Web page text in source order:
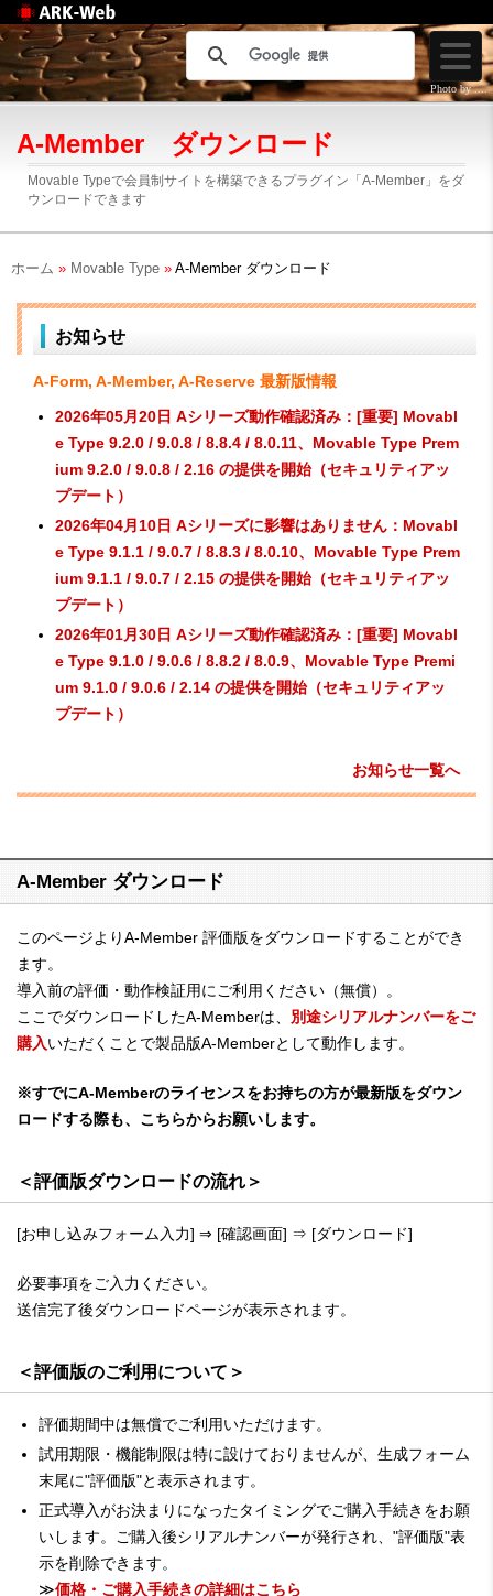
Web制作のアークウェ
ブ
Movable Typeで会員制サイトを構築できるプラグイン「A-Member」をダ
ウンロードできます
ホーム » Movable Type » A-Member ダウンロード
A-Member ダウンロード
お知らせ
A-Form, A-Member, A-Reserve 最新版情報
2026年05月20日 Aシリーズ動作確認済み：[重要] Movabl
e Type 9.2.0 / 9.0.8 / 8.8.4 / 8.0.11、Movable Type Prem
ium 9.2.0 / 9.0.8 / 2.16 の提供を開始（セキュリティアッ
プデート）
2026年04月10日 Aシリーズに影響はありません：Movabl
e Type 9.1.1 / 9.0.7 / 8.8.3 / 8.0.10、Movable Type Prem
ium 9.1.1 / 9.0.7 / 2.15 の提供を開始（セキュリティアッ
プデート）
2026年01月30日 Aシリーズ動作確認済み：[重要] Movabl
e Type 9.1.0 / 9.0.6 / 8.8.2 / 8.0.9、Movable Type Premi
um 9.1.0 / 9.0.6 / 2.14 の提供を開始（セキュリティアッ
プデート）
お知らせ一覧へ
A-Member ダウンロード
このページよりA-Member 評価版をダウンロードすることができ
ます。
導入前の評価・動作検証用にご利用ください（無償）。
ここでダウンロードしたA-Memberは、 別途シリアルナンバーをご
購入いただくことで製品版A-Memberとして動作します。
※すでにA-Memberのライセンスをお持ちの方が最新版をダウン
ロードする際も、こちらからお願いします。
＜評価版ダウンロードの流れ＞
[お申し込みフォーム入力] ⇒ [確認画面] ⇒ [ダウンロード]
必要事項をご入力ください。
送信完了後ダウンロードページが表示されます。
＜評価版のご利用について＞
評価期間中は無償でご利用いただけます。
試用期限・機能制限は特に設けておりませんが、生成フォーム
末尾に"評価版"と表示されます。
正式導入がお決まりになったタイミングでご購入手続きをお願
いします。ご購入後シリアルナンバーが発行され、"評価版"表
示を削除できます。
≫価格・ご購入手続きの詳細はこちら
Photo by ....